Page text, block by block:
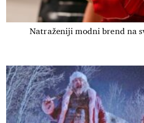
Natraženiji modni brend na